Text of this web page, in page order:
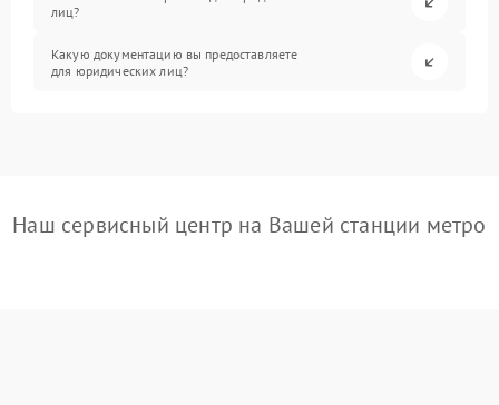
лиц?
Какую документацию вы предоставляете
для юридических лиц?
Наш сервисный центр на Вашей станции метро